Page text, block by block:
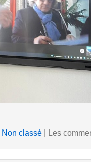
Non classé| Les